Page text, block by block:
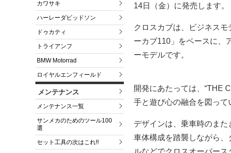
カワサキ
ハーレーダビッドソン
ドゥカティ
トライアンフ
BMW Motorrad
ロイヤルエンフィールド
メンテナンス
メンテナンス一覧
サンメカのためのツール100
選
セット工具の次はこれ!!
14日（金）に発売します。
クロスカブは、ビジネス
ーカブ110」をベースに、
ーモデルです。
開発にあたっては、“THE
手と遊び心の融合を図って
デザインは、乗車時のま
車体構成を踏襲しながら
ルなどでクロスオーバー